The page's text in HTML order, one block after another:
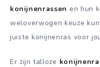
konijnenrassen en hun
weloverwogen keuze
juiste konijnenras voor
Er zijn talloze